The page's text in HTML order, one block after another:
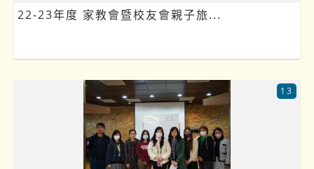
22-23年度 家教會暨校友會親子旅...
13